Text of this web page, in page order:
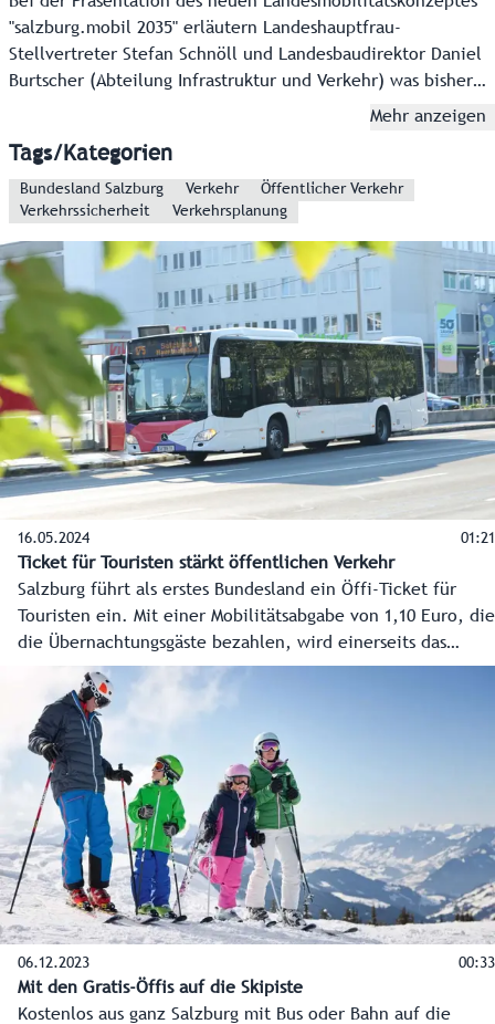
"salzburg.mobil 2035" erläutern Landeshauptfrau-
Stellvertreter Stefan Schnöll und Landesbaudirektor Daniel
Burtscher (Abteilung Infrastruktur und Verkehr) was bisher
erreicht wurde, wo die Ziele in der Mobilität für 2035
Mehr anzeigen
Tags/Kategorien
Bundesland Salzburg Verkehr
Öffentlicher Verkehr
Verkehrssicherheit
Verkehrsplanung
16.05.2024 01:21
Ticket für Touristen stärkt öffentlichen Verkehr
Salzburg führt als erstes Bundesland ein Öffi-Ticket für
Touristen ein. Mit einer Mobilitätsabgabe von 1,10 Euro, die
die Übernachtungsgäste bezahlen, wird einerseits das
Ticket finanziert und andererseits der weitere massive
Ausbau des öffentlichen Verkehrs. Salzburgs Gäste können
06.12.2023 00:33
Mit den Gratis-Öffis auf die Skipiste
Kostenlos aus ganz Salzburg mit Bus oder Bahn auf die